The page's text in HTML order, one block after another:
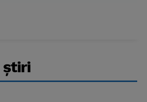
ştiri